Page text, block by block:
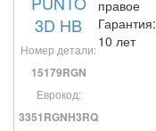
3D HB
Номер детали:
15179RGN
Еврокод:
3351RGNH3RQ
правое
Гарантия:
10 лет